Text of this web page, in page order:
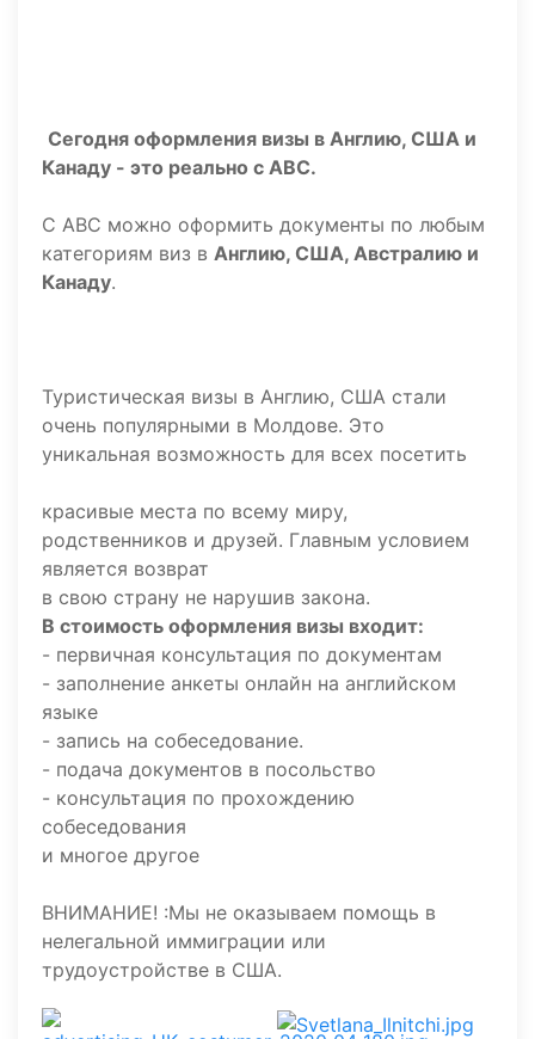
Сегодня оформления визы в Англию, США и
Канаду - это реально с АВС.
С АВС можно оформить документы по любым
категориям виз в Англию, США, Австралию и
Канаду.
Туристическая визы в Англию, США стали
очень популярными в Молдове. Это
уникальная возможность для всех посетить
красивые места по всему миру,
родственников и друзей. Главным условием
является возврат
в свою страну не нарушив закона.
В стоимость оформления визы входит:
- первичная консультация по документам
- заполнение анкеты онлайн на английском
языке
- запись на собеседование.
- подача документов в посольство
- консультация по прохождению
собеседования
и многое другое
ВНИМАНИЕ! :Мы не оказываем помощь в
нелегальной иммиграции или
трудоустройстве в США.